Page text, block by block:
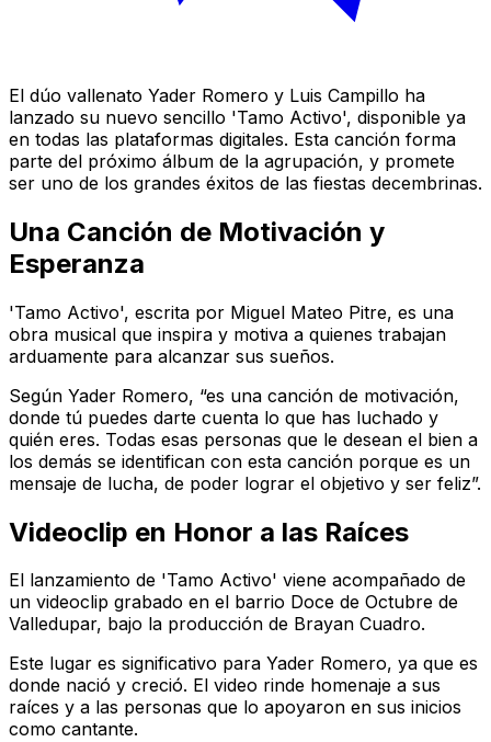
El dúo vallenato Yader Romero y Luis Campillo ha
lanzado su nuevo sencillo 'Tamo Activo', disponible ya
en todas las plataformas digitales. Esta canción forma
parte del próximo álbum de la agrupación, y promete
ser uno de los grandes éxitos de las fiestas decembrinas.
Una Canción de Motivación y
Esperanza
'Tamo Activo', escrita por Miguel Mateo Pitre, es una
obra musical que inspira y motiva a quienes trabajan
arduamente para alcanzar sus sueños.
Según Yader Romero, “es una canción de motivación,
donde tú puedes darte cuenta lo que has luchado y
quién eres. Todas esas personas que le desean el bien a
los demás se identifican con esta canción porque es un
mensaje de lucha, de poder lograr el objetivo y ser feliz”.
Videoclip en Honor a las Raíces
El lanzamiento de 'Tamo Activo' viene acompañado de
un videoclip grabado en el barrio Doce de Octubre de
Valledupar, bajo la producción de Brayan Cuadro.
Este lugar es significativo para Yader Romero, ya que es
donde nació y creció. El video rinde homenaje a sus
raíces y a las personas que lo apoyaron en sus inicios
como cantante.